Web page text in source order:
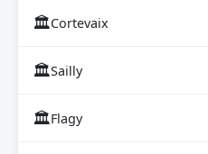
🏛Cortevaix
🏛Sailly
🏛Flagy